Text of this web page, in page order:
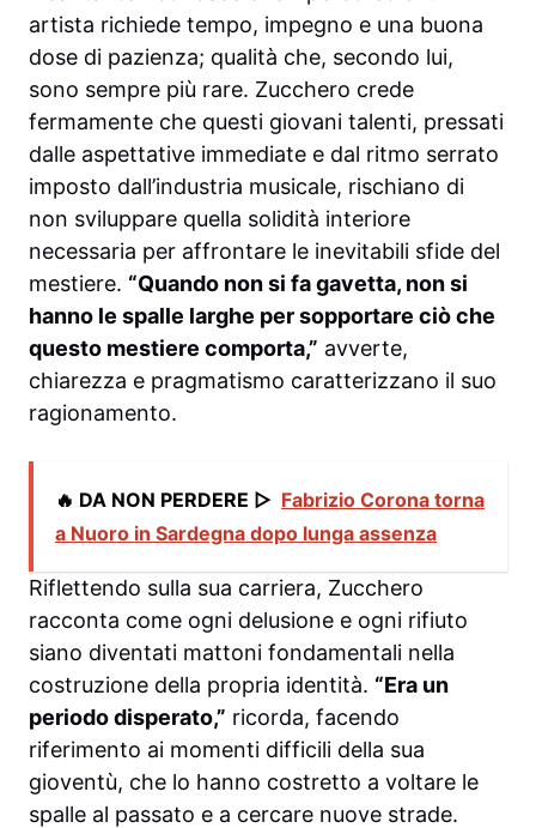
artista richiede tempo, impegno e una buona
dose di pazienza; qualità che, secondo lui,
sono sempre più rare. Zucchero crede
fermamente che questi giovani talenti, pressati
dalle aspettative immediate e dal ritmo serrato
imposto dall’industria musicale, rischiano di
non sviluppare quella solidità interiore
necessaria per affrontare le inevitabili sfide del
mestiere. “Quando non si fa gavetta, non si
hanno le spalle larghe per sopportare ciò che
questo mestiere comporta,” avverte,
chiarezza e pragmatismo caratterizzano il suo
ragionamento.
🔥 DA NON PERDERE ▷ Fabrizio Corona torna
a Nuoro in Sardegna dopo lunga assenza
Riflettendo sulla sua carriera, Zucchero
racconta come ogni delusione e ogni rifiuto
siano diventati mattoni fondamentali nella
costruzione della propria identità. “Era un
periodo disperato,” ricorda, facendo
riferimento ai momenti difficili della sua
gioventù, che lo hanno costretto a voltare le
spalle al passato e a cercare nuove strade.